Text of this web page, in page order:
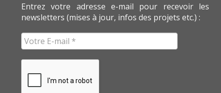
Entrez votre adresse e-mail pour recevoir les
newsletters (mises à jour, infos des projets etc.) :